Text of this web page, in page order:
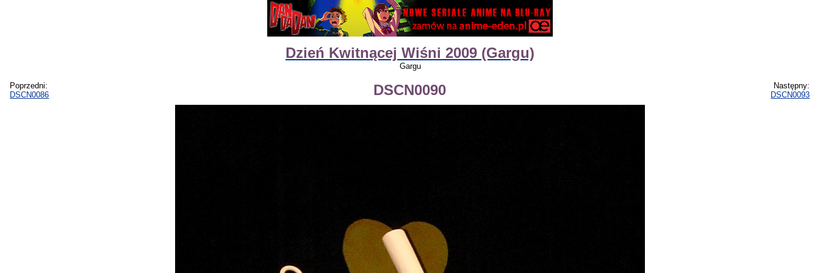
Dzień Kwitnącej Wiśni 2009 (Gargu)
Gargu
Poprzedni:
DSCN0086
DSCN0090
Następny:
DSCN0093